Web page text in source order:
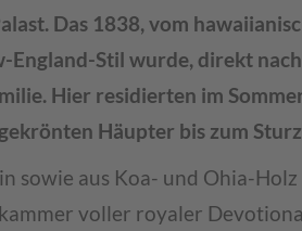
Das 1838, vom
England-Stil wurde, direkt
Hier residierten im
Häupter bis zum
sowie aus Koa- und Ohia-
voller royaler